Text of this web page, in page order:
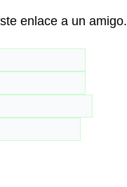
enlace a un amigo.